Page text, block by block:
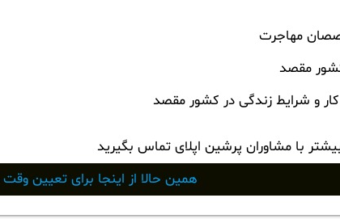
مهاجرت
مقصد
کار و شرایط زندگی در کشور مقصد
با مشاوران پرشین اپلای تماس بگیرید
همین حالا از اینجا برای تعیین